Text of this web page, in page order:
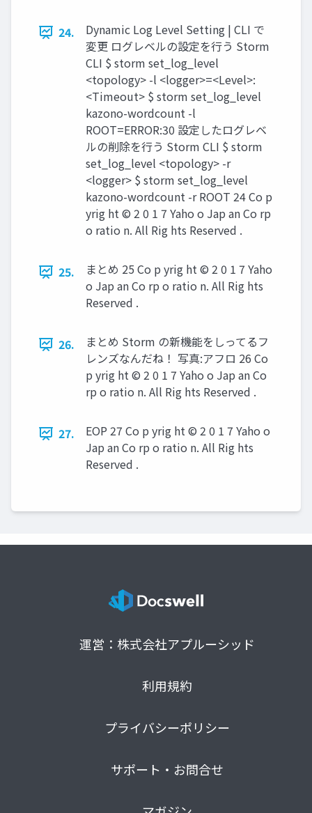
24.
Dynamic Log Level Setting | CLI で
変更 ログレベルの設定を行う Storm
CLI $ storm set_log_level
<topology> -l <logger>=<Level>:
<Timeout> $ storm set_log_level
kazono-wordcount -l
ROOT=ERROR:30 設定したログレベ
ルの削除を行う Storm CLI $ storm
set_log_level <topology> -r
<logger> $ storm set_log_level
kazono-wordcount -r ROOT 24 Co p
yrig ht © 2 0 1 7 Yaho o Jap an Co rp
o ratio n. All Rig hts Reserved .
25.
まとめ 25 Co p yrig ht © 2 0 1 7 Yaho
o Jap an Co rp o ratio n. All Rig hts
Reserved .
26.
まとめ Storm の新機能をしってるフ
レンズなんだね！ 写真:アフロ 26 Co
p yrig ht © 2 0 1 7 Yaho o Jap an Co
rp o ratio n. All Rig hts Reserved .
27.
EOP 27 Co p yrig ht © 2 0 1 7 Yaho o
Jap an Co rp o ratio n. All Rig hts
Reserved .
運営：株式会社アプルーシッド
利用規約
プライバシーポリシー
サポート・お問合せ